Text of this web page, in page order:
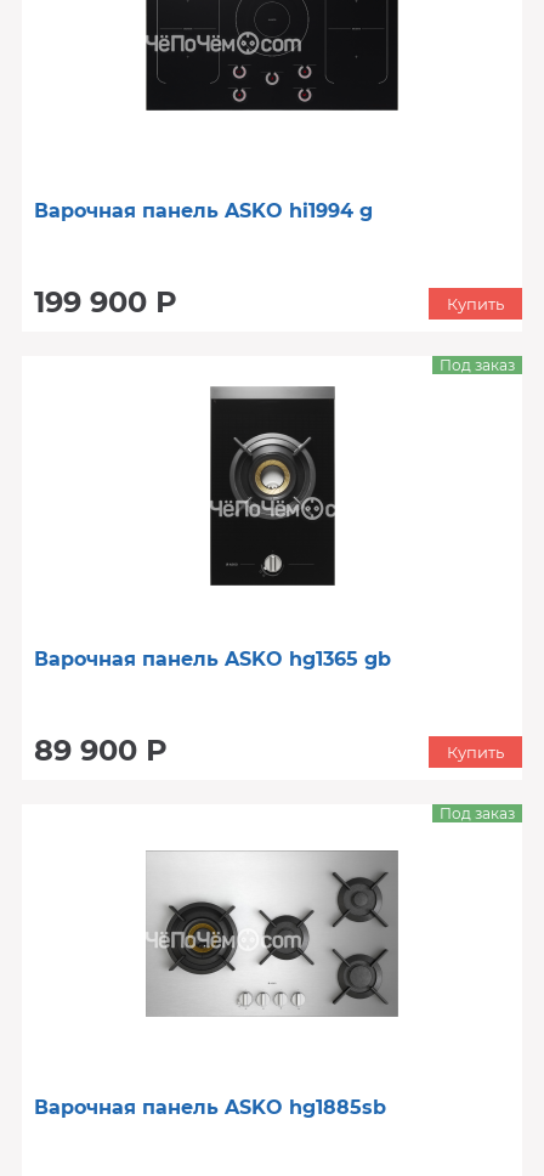
Варочная панель ASKO hi1994 g
199 900 Р Купить
Варочная панель ASKO hg1365 gb
89 900 Р
Под заказ
Купить
Варочная панель ASKO hg1885sb
Под заказ